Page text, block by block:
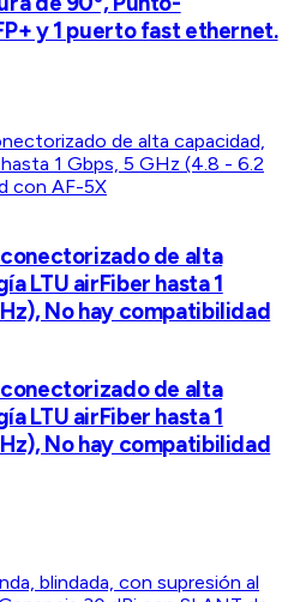
y 1 puerto fast ethernet.
de alta
LTU airFiber hasta 1
No hay compatibilidad
de alta
LTU airFiber hasta 1
No hay compatibilidad